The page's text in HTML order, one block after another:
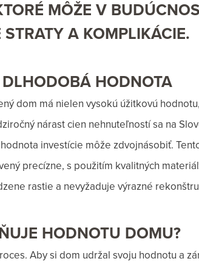
MÔŽE V
A KOMPLIKÁCIE.
HODNOTA
dom má nielen vysokú úžitkovú
nárast cien nehnuteľností sa na
investície môže zdvojnásobiť.
precízne, s použitím kvalitných
rastie a nevyžaduje výrazné
HODNOTU DOMU?
Aby si dom udržal svoju hodnotu a